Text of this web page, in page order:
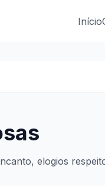
Início
elogios